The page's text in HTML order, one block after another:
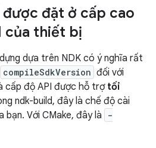
được đặt ở cấp cao
của thiết bị
dựa trên NDK có ý nghĩa rất
compileSdkVersion đối với
cấp độ API được hỗ trợ tối
ndk-build, đây là chế độ cài
bạn. Với CMake, đây là
-